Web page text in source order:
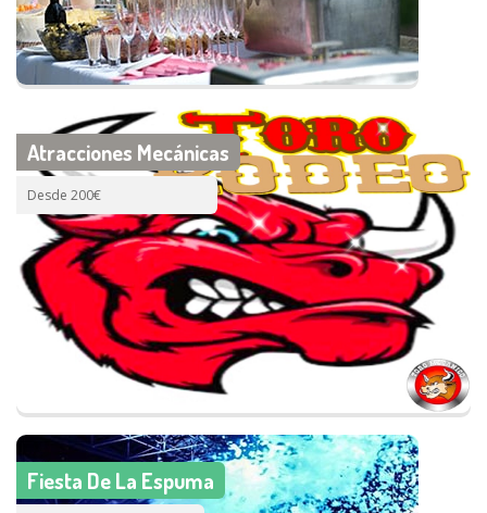
Atracciones Mecánicas
Desde 200€
Fiesta De La Espuma